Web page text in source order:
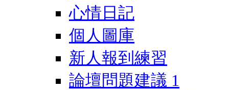
心情日記
個人圖庫
新人報到練習
論壇問題建議 1